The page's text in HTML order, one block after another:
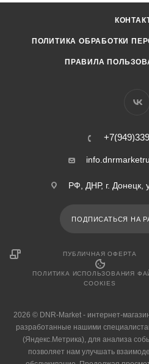
ПОЛИТИКА ОБРАБОТКИ
ПРАВИЛА
РФ, ДНР, г. Донецк,
ПОДПИСАТЬСЯ НА
ПУБЛИЧНАЯ ОФЕРТА
ПОЛИТИКА ИСПОЛЬЗОВАНИЯ
COOKIES
2026 © DNR-Market - интернет-
разработанные нашими
(Яндекс.Метрика), для анализа
позволяет нам улучшать